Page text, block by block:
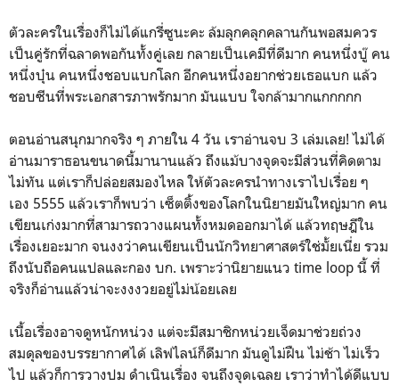
ตัวละครในเรื่องก็ไม่ได้แกรี่ซูนะคะ ล้มลุกคลุกคลานกันพอสมควร
เป็นคู่รักที่ฉลาดพอกันทั้งคู่เลย กลายเป็นเคมีที่ดีมาก คนหนึ่งบู๊ คน
หนึ่งบุ๋น คนหนึ่งชอบแบกโลก อีกคนหนึ่งอยากช่วยเธอแบก แล้ว
ชอบซีนที่พระเอกสารภาพรักมาก มันแบบ ใจกล้ามากแกกกกก
ตอนอ่านสนุกมากจริง ๆ ภายใน 4 วัน เราอ่านจบ 3 เล่มเลย! ไม่ได้
อ่านมาราธอนขนาดนี้มานานแล้ว ถึงแม้บางจุดจะมีส่วนที่คิดตาม
ไม่ทัน แต่เราก็ปล่อยสมองไหล ให้ตัวละครนำทางเราไปเรื่อย ๆ
เอง 5555 แล้วเราก็พบว่า เซ็ตติ้งของโลกในนิยายมันใหญ่มาก คน
เขียนเก่งมากที่สามารถวางแผนทั้งหมดออกมาได้ แล้วทฤษฎีใน
เรื่องเยอะมาก จนงงว่าคนเขียนเป็นนักวิทยาศาสตร์ใช่มั้ยเนี่ย รวม
ถึงนับถือคนแปลและกอง บก. เพราะว่านิยายแนว time loop นี้ ที่
จริงก็อ่านแล้วน่าจะงงงวยอยู่ไม่น้อยเลย
เนื้อเรื่องอาจดูหนักหน่วง แต่จะมีสมาชิกหน่วยเจ็ดมาช่วยถ่วง
สมดุลของบรรยากาศได้ เลิฟไลน์ก็ดีมาก มันดูไม่ฝืน ไม่ช้า ไม่เร็ว
ไป แล้วก็การวางปม ดำเนินเรื่อง จนถึงจุดเฉลย เราว่าทำได้ดีแบบ